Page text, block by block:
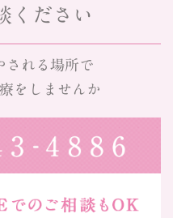
ください
される場所で
をしませんか